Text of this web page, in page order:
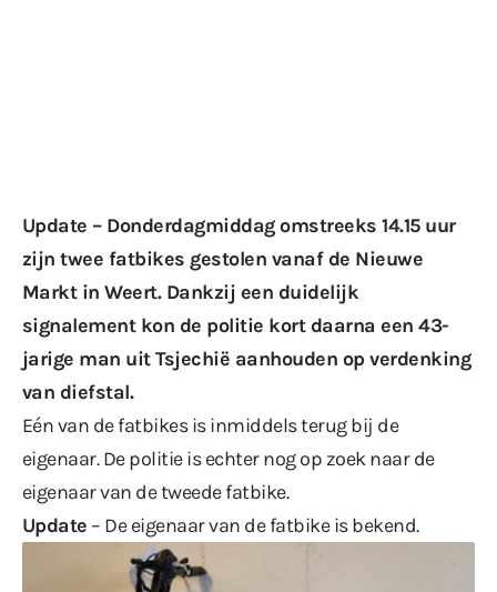
Update – Donderdagmiddag omstreeks 14.15 uur
zijn twee fatbikes gestolen vanaf de Nieuwe
Markt in Weert. Dankzij een duidelijk
signalement kon de politie kort daarna een 43-
jarige man uit Tsjechië aanhouden op verdenking
van diefstal.
Eén van de fatbikes is inmiddels terug bij de
eigenaar. De politie is echter nog op zoek naar de
eigenaar van de tweede fatbike.
Update – De eigenaar van de fatbike is bekend.